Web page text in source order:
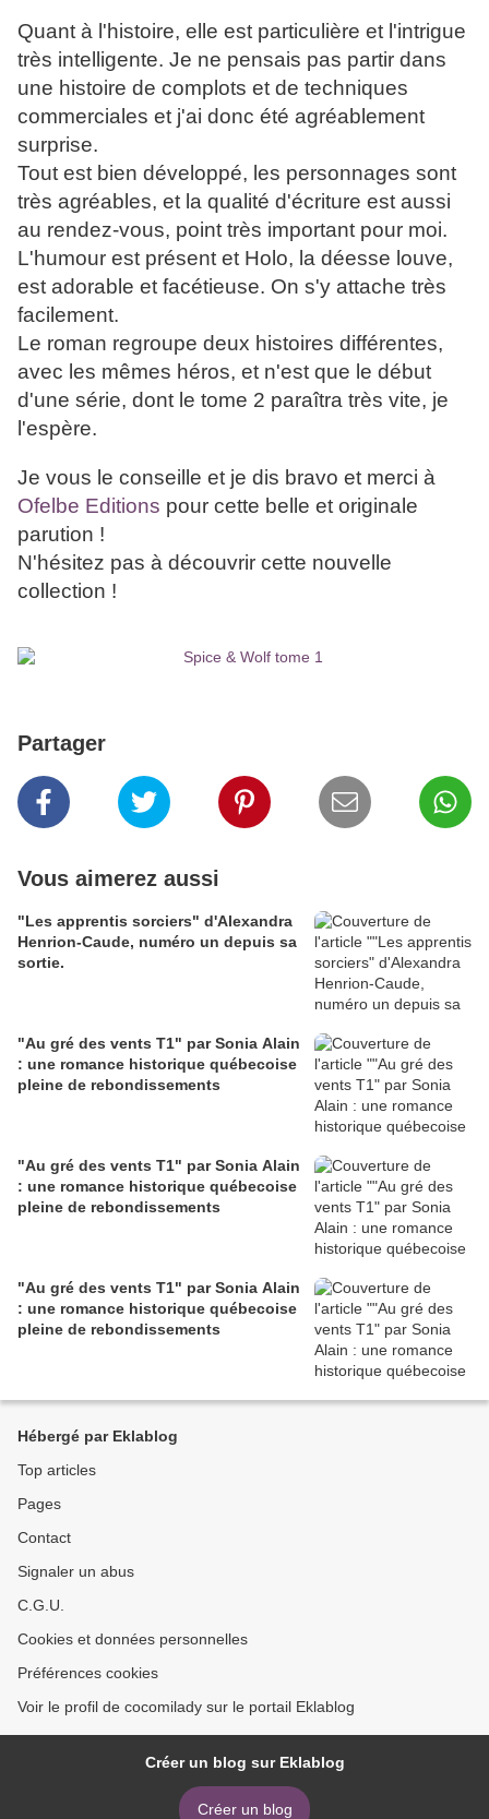
Quant à l'histoire, elle est particulière et l'intrigue
très intelligente. Je ne pensais pas partir dans
une histoire de complots et de techniques
commerciales et j'ai donc été agréablement
surprise.
Tout est bien développé, les personnages sont
très agréables, et la qualité d'écriture est aussi
au rendez-vous, point très important pour moi.
L'humour est présent et Holo, la déesse louve,
est adorable et facétieuse. On s'y attache très
facilement.
Le roman regroupe deux histoires différentes,
avec les mêmes héros, et n'est que le début
d'une série, dont le tome 2 paraîtra très vite, je
l'espère.
Je vous le conseille et je dis bravo et merci à
Ofelbe Editions pour cette belle et originale
parution !
N'hésitez pas à découvrir cette nouvelle
collection !
Partager
Vous aimerez aussi
"Les apprentis sorciers" d'Alexandra
Henrion-Caude, numéro un depuis sa
sortie.
"Au gré des vents T1" par Sonia Alain
: une romance historique québecoise
pleine de rebondissements
"Au gré des vents T1" par Sonia Alain
: une romance historique québecoise
pleine de rebondissements
"Au gré des vents T1" par Sonia Alain
: une romance historique québecoise
pleine de rebondissements
Hébergé par Eklablog
Top articles
Pages
Contact
Signaler un abus
C.G.U.
Cookies et données personnelles
Préférences cookies
Voir le profil de cocomilady sur le portail Eklablog
Créer un blog sur Eklablog
Créer un blog